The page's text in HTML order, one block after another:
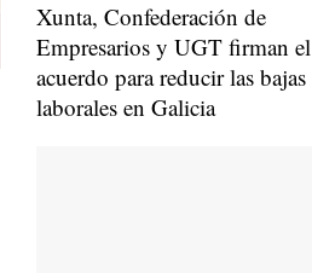
Xunta, Confederación de
Empresarios y UGT firman el
acuerdo para reducir las bajas
laborales en Galicia